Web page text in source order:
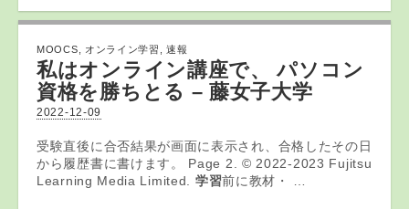
MOOCS オンライン学習 ,速報
私はオンライン講座で、 パソコン
資格を勝ちとる – 藤女子大学
2022-12-09
受験直後に合否結果が画面に表示され、合格したその日
から履歴書に書けます。 Page 2. © 2022-2023 Fujitsu
Learning Media Limited. 学習前に教材・ …